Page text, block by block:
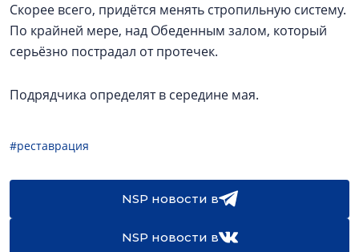
Скорее всего, придётся менять стропильную систему.
По крайней мере, над Обеденным залом, который
серьёзно пострадал от протечек.
Подрядчика определят в середине мая.
#реставрация
NSP новости в
NSP новости в